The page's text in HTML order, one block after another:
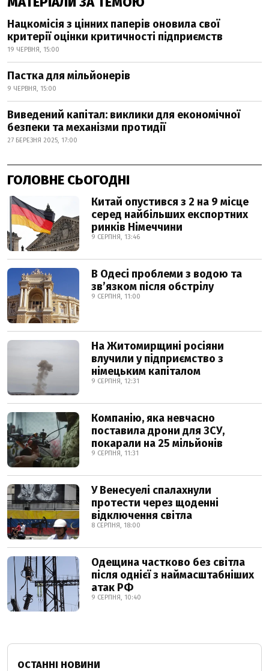
Нацкомісія з цінних паперів оновила свої
критерії оцінки критичності підприємств
19 ЧЕРВНЯ, 15:00
Пастка для мільйонерів
9 ЧЕРВНЯ, 15:00
Виведений капітал: виклики для економічної
безпеки та механізми протидії
27 БЕРЕЗНЯ 2025, 17:00
ГОЛОВНЕ СЬОГОДНІ
Китай опустився з 2 на 9 місце
серед найбільших експортних
ринків Німеччини
9 СЕРПНЯ, 13:46
В Одесі проблеми з водою та
звʼязком після обстрілу
9 СЕРПНЯ, 11:00
На Житомирщині росіяни
влучили у підприємство з
німецьким капіталом
9 СЕРПНЯ, 12:31
Компанію, яка невчасно
поставила дрони для ЗСУ,
покарали на 25 мільйонів
9 СЕРПНЯ, 11:31
У Венесуелі спалахнули
протести через щоденні
відключення світла
8 СЕРПНЯ, 18:00
Одещина частково без світла
після однієї з наймасштабніших
атак РФ
9 СЕРПНЯ, 10:40
ОСТАННІ НОВИНИ